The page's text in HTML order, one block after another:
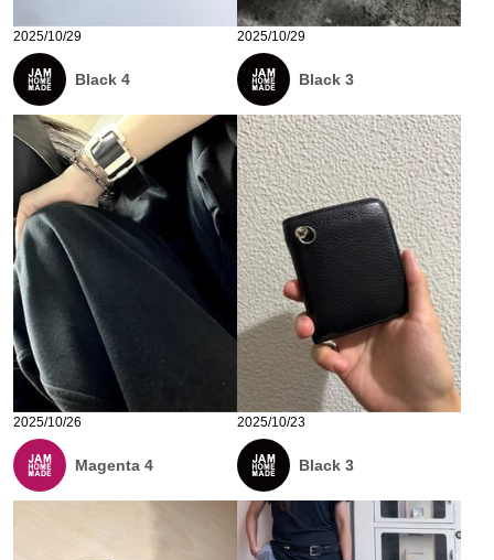
2025/10/29
Black 4
2025/10/29
Black 3
2025/10/26
Magenta 4
2025/10/23
Black 3